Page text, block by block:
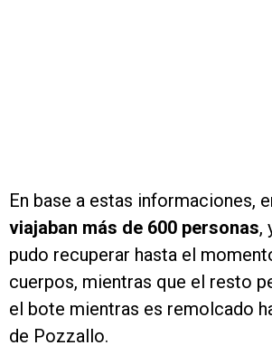
En base a estas informaciones,
viajaban más de 600 personas,
pudo recuperar hasta el
cuerpos, mientras que el resto
el bote mientras es remolcado
de Pozzallo.